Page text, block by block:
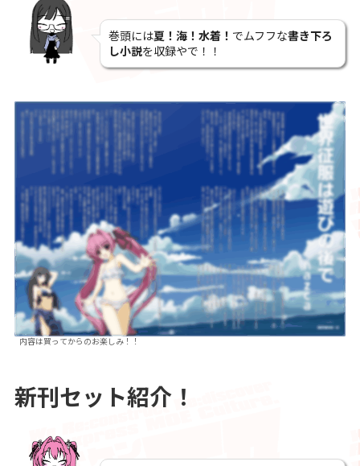
巻頭には夏！海！水着！ でムフフな書き下ろ
し小説を収録やで！！
内容は買ってからのお楽しみ！！
新刊セット紹介！